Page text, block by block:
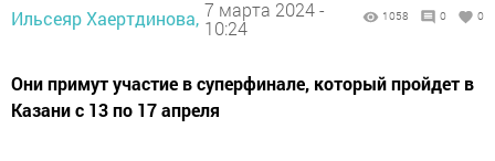
Ильсеяр Хаертдинова, 7 марта 2024 -
10:24
1058 0 0
Они примут участие в суперфинале, который пройдет в
Казани с 13 по 17 апреля